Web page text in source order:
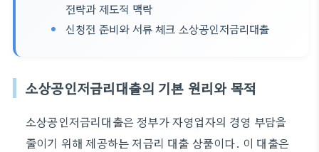
전략과 제도적 맥락
신청전 준비와 서류 체크 소상공인저금리대출
소상공인저금리대출의 기본 원리와 목적
소상공인저금리대출은 정부가 자영업자의 경영 부담을
줄이기 위해 제공하는 저금리 대출 상품이다. 이 대출은